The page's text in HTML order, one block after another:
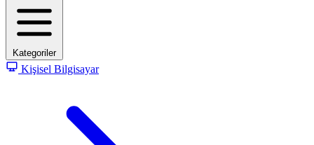
Kategoriler
Kişisel Bilgisayar